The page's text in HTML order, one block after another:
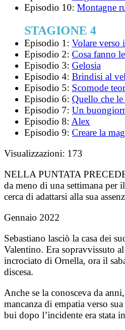
Episodio 10: Montagne
STAGIONE 4
Episodio 1: Volare verso
Episodio 2: Cosa fanno
Episodio 3: Gelosia
Episodio 4: Brindisi al
Episodio 5: Scomode
Episodio 6: Quello che
Episodio 7: Un
Episodio 8: Alex
Episodio 9: Creare la
Visualizzazioni: 173
NELLA PUNTATA
da meno di una settimana per
cerca di adattarsi alla sua
Gennaio 2022
Sebastiano lasciò la casa dei
Valentino. Era sopravvissuto
incrociato di Ornella, ora il
discesa.
Anche se la conosceva da
mancanza di empatia verso
bui dopo l’incidente era stata